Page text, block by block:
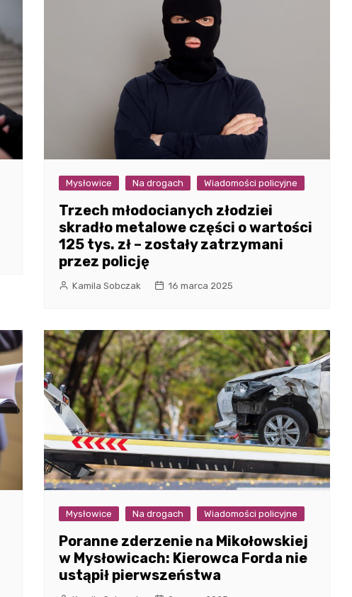
Mysłowice Na drogach Wiadomości policyjne
Trzech młodocianych złodziei
skradło metalowe części o wartości
125 tys. zł – zostały zatrzymani
przez policję
Kamila Sobczak 16 marca 2025
Mysłowice Na drogach Wiadomości policyjne
Poranne zderzenie na Mikołowskiej
w Mysłowicach: Kierowca Forda nie
ustąpił pierwszeństwa